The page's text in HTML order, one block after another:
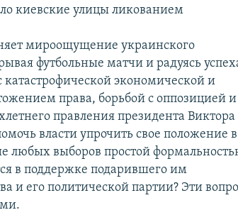
киевские улицы ликованием
мироощущение украинского
футбольные матчи и радуясь
экономической и
права, борьбой с оппозицией и
правления президента Виктора
власти упрочить свое положение в
любых выборов простой
в поддержке подарившего им
и его политической партии? Эти